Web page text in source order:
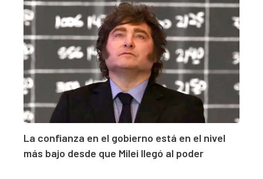
La confianza en el gobierno está en el nivel
más bajo desde que Milei llegó al poder